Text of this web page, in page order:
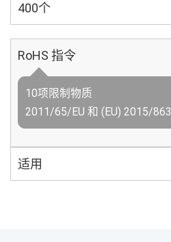
400个
RoHS 指令
10项限制物质
2011/65/EU 和 (EU) 2015/863
适用